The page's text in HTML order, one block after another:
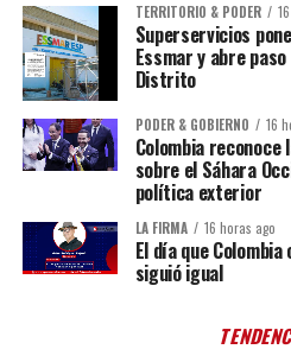
TERRITORIO & PODER
Superservicios
Essmar y abre
Distrito
PODER & GOBIERNO 16
Colombia
sobre el Sáhara
política exterior
LA FIRMA 16 horas ago
El día que
siguió igual